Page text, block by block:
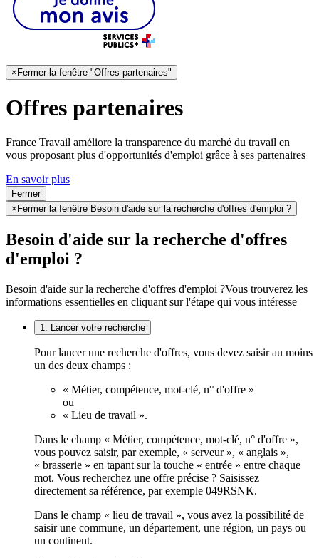
×Fermer la fenêtre "Offres partenaires"
Offres partenaires
France Travail améliore la transparence du marché du travail en
vous proposant plus d'opportunités d'emploi grâce à ses partenaires
En savoir plus
Fermer
× Fermer la fenêtre Besoin d'aide sur la recherche d'offres d'emploi ?
Besoin d'aide sur la recherche d'offres
d'emploi ?
Besoin d'aide sur la recherche d'offres d'emploi ?Vous trouverez les
informations essentielles en cliquant sur l'étape qui vous intéresse
1. Lancer votre recherche
Pour lancer une recherche d'offres, vous devez saisir au moins
un des deux champs :
« Métier, compétence, mot-clé, n° d'offre »
ou
« Lieu de travail ».
Dans le champ « Métier, compétence, mot-clé, n° d'offre »,
vous pouvez saisir, par exemple, « serveur », « anglais »,
« brasserie » en tapant sur la touche « entrée » entre chaque
mot. Vous recherchez une offre précise ? Saisissez
directement sa référence, par exemple 049RSNK.
Dans le champ « lieu de travail », vous avez la possibilité de
saisir une commune, un département, une région, un pays ou
un continent.